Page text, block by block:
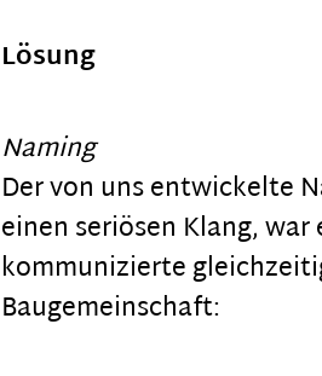
Lösung
Naming
Der von uns entwickelte
einen seriösen Klang,
kommunizierte
Baugemeinschaft: